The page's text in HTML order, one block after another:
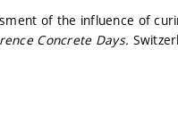
of the influence of
Concrete Days.